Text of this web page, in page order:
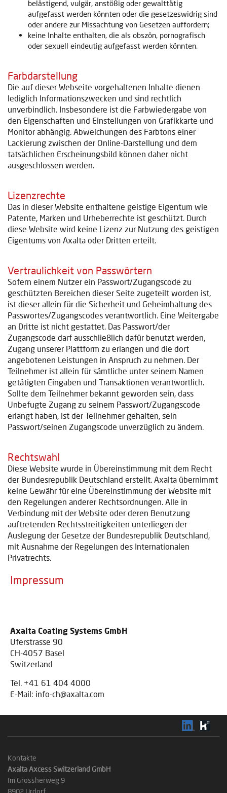
belästigend, vulgär, anstößig oder gewalttätig
aufgefasst werden könnten oder die gesetzeswidrig sind
oder andere zur Missachtung von Gesetzen auffordern;
keine Inhalte enthalten, die als obszön, pornografisch
oder sexuell eindeutig aufgefasst werden könnten.
Farbdarstellung
Die auf dieser Webseite vorgehaltenen Inhalte dienen
lediglich Informationszwecken und sind rechtlich
unverbindlich. Insbesondere ist die Farbwiedergabe von
den Eigenschaften und Einstellungen von Grafikkarte und
Monitor abhängig. Abweichungen des Farbtons einer
Lackierung zwischen der Online-Darstellung und dem
tatsächlichen Erscheinungsbild können daher nicht
ausgeschlossen werden.
Lizenzrechte
Das in dieser Website enthaltene geistige Eigentum wie
Patente, Marken und Urheberrechte ist geschützt. Durch
diese Website wird keine Lizenz zur Nutzung des geistigen
Eigentums von Axalta oder Dritten erteilt.
Vertraulichkeit von Passwörtern
Sofern einem Nutzer ein Passwort/Zugangscode zu
geschützten Bereichen dieser Seite zugeteilt worden ist,
ist dieser allein für die Sicherheit und Geheimhaltung des
Passwortes/Zugangscodes verantwortlich. Eine Weitergabe
an Dritte ist nicht gestattet. Das Passwort/der
Zugangscode darf ausschließlich dafür benutzt werden,
Zugang unserer Plattform zu erlangen und die dort
angebotenen Leistungen in Anspruch zu nehmen. Der
Teilnehmer ist allein für sämtliche unter seinem Namen
getätigten Eingaben und Transaktionen verantwortlich.
Sollte dem Teilnehmer bekannt geworden sein, dass
Unbefugte Zugang zu seinem Passwort/Zugangscode
erlangt haben, ist der Teilnehmer gehalten, sein
Passwort/seinen Zugangscode unverzüglich zu ändern.
Rechtswahl
Diese Website wurde in Übereinstimmung mit dem Recht
der Bundesrepublik Deutschland erstellt. Axalta übernimmt
keine Gewähr für eine Übereinstimmung der Website mit
den Regelungen anderer Rechtsordnungen. Alle in
Verbindung mit der Website oder deren Benutzung
auftretenden Rechtsstreitigkeiten unterliegen der
Auslegung der Gesetze der Bundesrepublik Deutschland,
mit Ausnahme der Regelungen des Internationalen
Privatrechts.
Impressum
Axalta Coating Systems GmbH
Uferstrasse 90
CH-4057 Basel
Switzerland
Tel. +41 61 404 4000
E-Mail: info-ch@axalta.com
Kontakte
Axalta Axcess Switzerland GmbH
Im Grossherweg 9
8902 Urdorf